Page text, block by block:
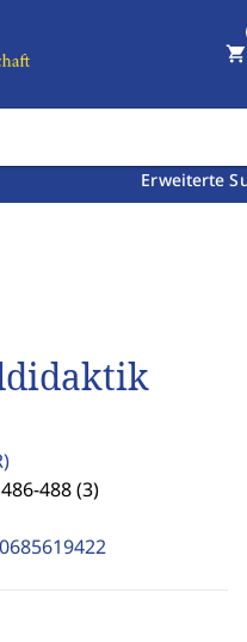
Erweiterte
shopping_cart
488 (3)